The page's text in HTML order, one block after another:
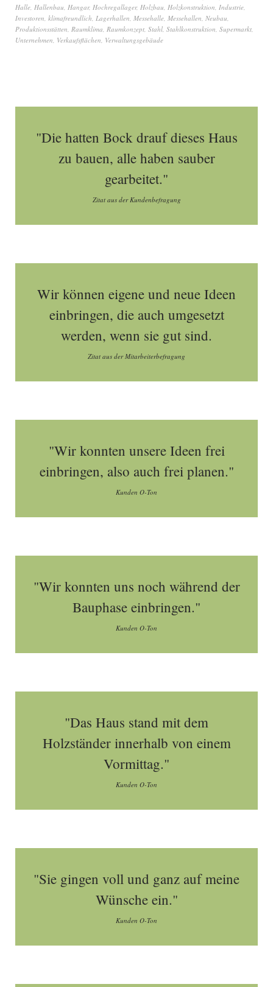
Halle, Hallenbau, Hangar, Hochregallager, Holzbau, Holzkonstruktion, Industrie,
Investoren, klimafreundlich, Lagerhallen, Messehalle, Messehallen, Neubau,
Produktionsstätten, Raumklima, Raumkonzept, Stahl, Stahlkonstruktion, Supermarkt,
Unternehmen, Verkaufsflächen, Verwaltungsgebäude
"Die hatten Bock drauf dieses Haus
zu bauen, alle haben sauber
gearbeitet."
Zitat aus der Kundenbefragung
Wir können eigene und neue Ideen
einbringen, die auch umgesetzt
werden, wenn sie gut sind.
Zitat aus der Mitarbeiterbefragung
"Wir konnten unsere Ideen frei
einbringen, also auch frei planen."
Kunden O-Ton
"Wir konnten uns noch während der
Bauphase einbringen."
Kunden O-Ton
"Das Haus stand mit dem
Holzständer innerhalb von einem
Vormittag."
Kunden O-Ton
"Sie gingen voll und ganz auf meine
Wünsche ein."
Kunden O-Ton